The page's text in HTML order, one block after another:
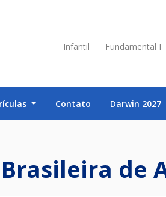
Infantil Fundamental I
Contato Darwin 2027
de